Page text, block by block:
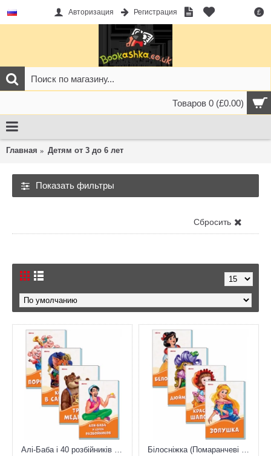
£
Авторизация Регистрация
Товаров 0 (£0.00)
Главная Детям от 3 до 6 лет
Показать фильтры
Сбросить
Детям от 3 до 6 лет
Алі-Баба і 40 розбійників (Помаранчеві книжки) Білосніжка (Помаранчеві книжки)